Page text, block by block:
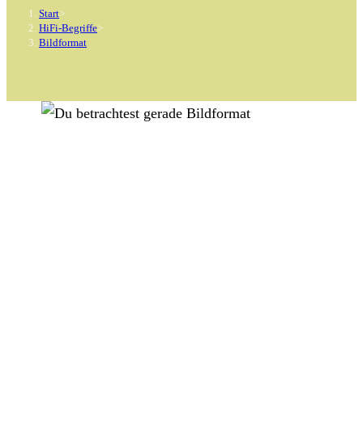
Start>
HiFi-Begriffe>
Bildformat